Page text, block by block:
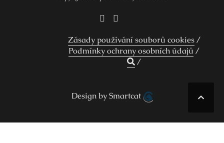
Zásady používání souborů cookies
Podmínky ochrany osobních údajů
Design by Smartcat